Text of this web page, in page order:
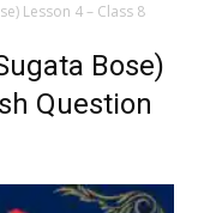
Lesson 4 – Class 8
Bose)
Question